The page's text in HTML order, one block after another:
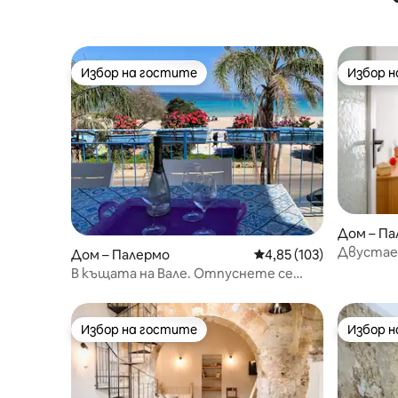
Избор на гостите
Избор на гостите
Дом – Палермо Средна оценка: 4,85
4,85 (103)
В къщата на Вале. Отпуснете се
Избор
Избор
Дом –
Избор на гостите
Избор на гостите Избор
Избор